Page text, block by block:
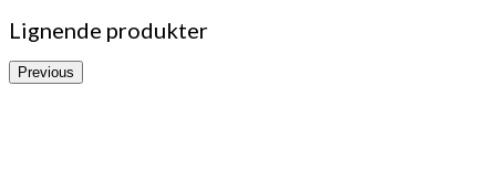
Lignende produkter
Previous